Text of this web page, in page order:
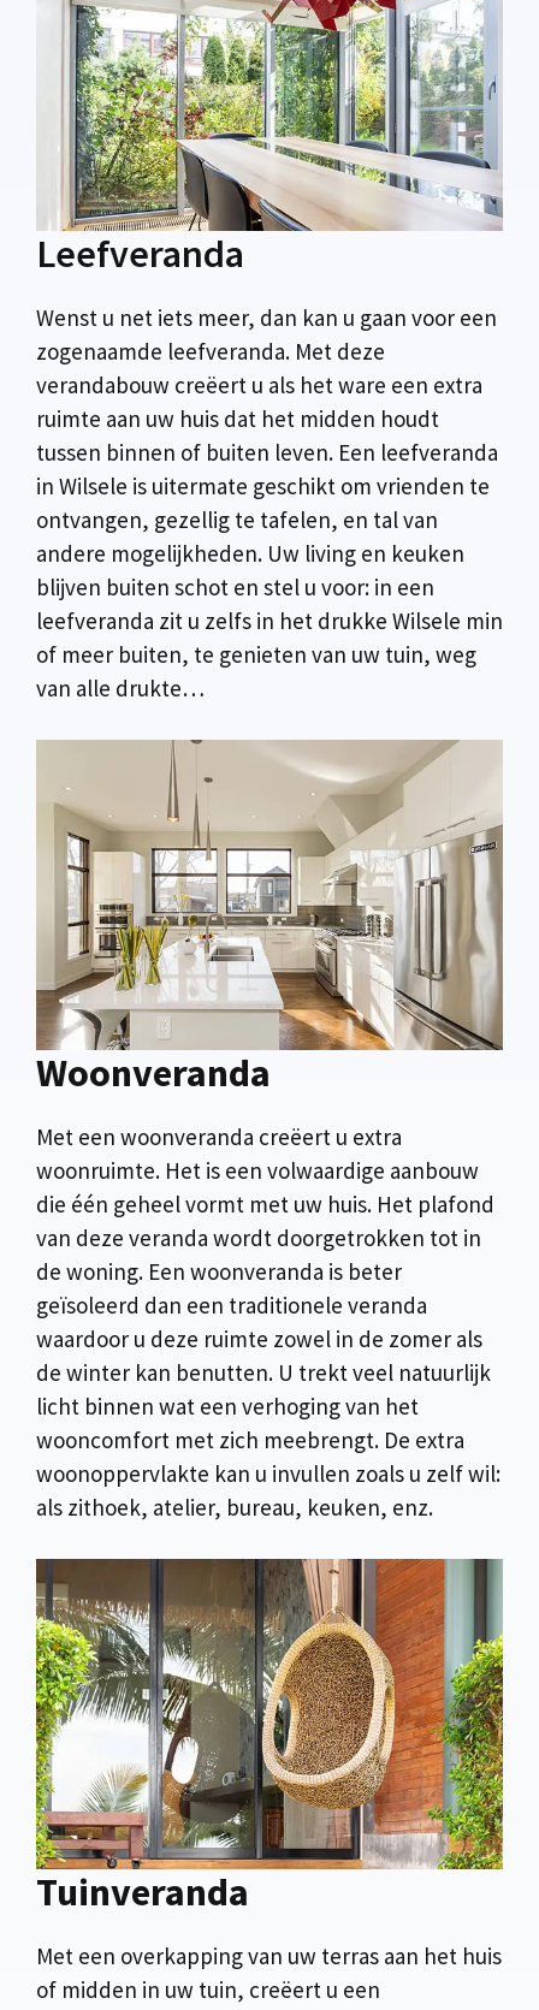
Leefveranda
Wenst u net iets meer, dan kan u gaan voor een
zogenaamde leefveranda. Met deze
verandabouw creëert u als het ware een extra
ruimte aan uw huis dat het midden houdt
tussen binnen of buiten leven. Een leefveranda
in Wilsele is uitermate geschikt om vrienden te
ontvangen, gezellig te tafelen, en tal van
andere mogelijkheden. Uw living en keuken
blijven buiten schot en stel u voor: in een
leefveranda zit u zelfs in het drukke Wilsele min
of meer buiten, te genieten van uw tuin, weg
van alle drukte…
Woonveranda
Met een woonveranda creëert u extra
woonruimte. Het is een volwaardige aanbouw
die één geheel vormt met uw huis. Het plafond
van deze veranda wordt doorgetrokken tot in
de woning. Een woonveranda is beter
geïsoleerd dan een traditionele veranda
waardoor u deze ruimte zowel in de zomer als
de winter kan benutten. U trekt veel natuurlijk
licht binnen wat een verhoging van het
wooncomfort met zich meebrengt. De extra
woonoppervlakte kan u invullen zoals u zelf wil:
als zithoek, atelier, bureau, keuken, enz.
Tuinveranda
Met een overkapping van uw terras aan het huis
of midden in uw tuin, creëert u een